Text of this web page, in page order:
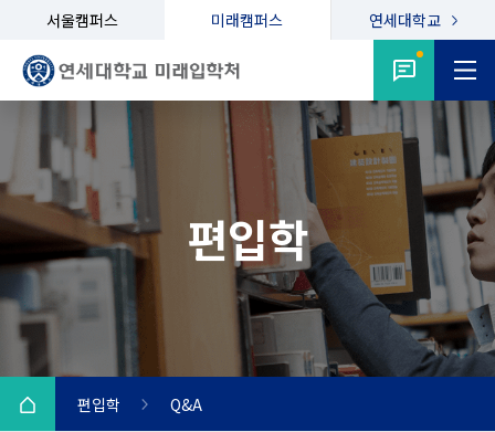
서울캠퍼스 미래캠퍼스 연세대학교
편입학
편입학 Q&A